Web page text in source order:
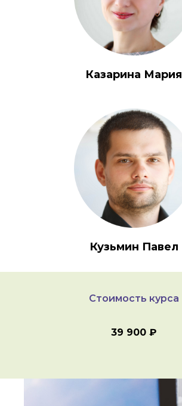
Казарина Мария
Кузьмин Павел
Стоимость курса
39 900 ₽